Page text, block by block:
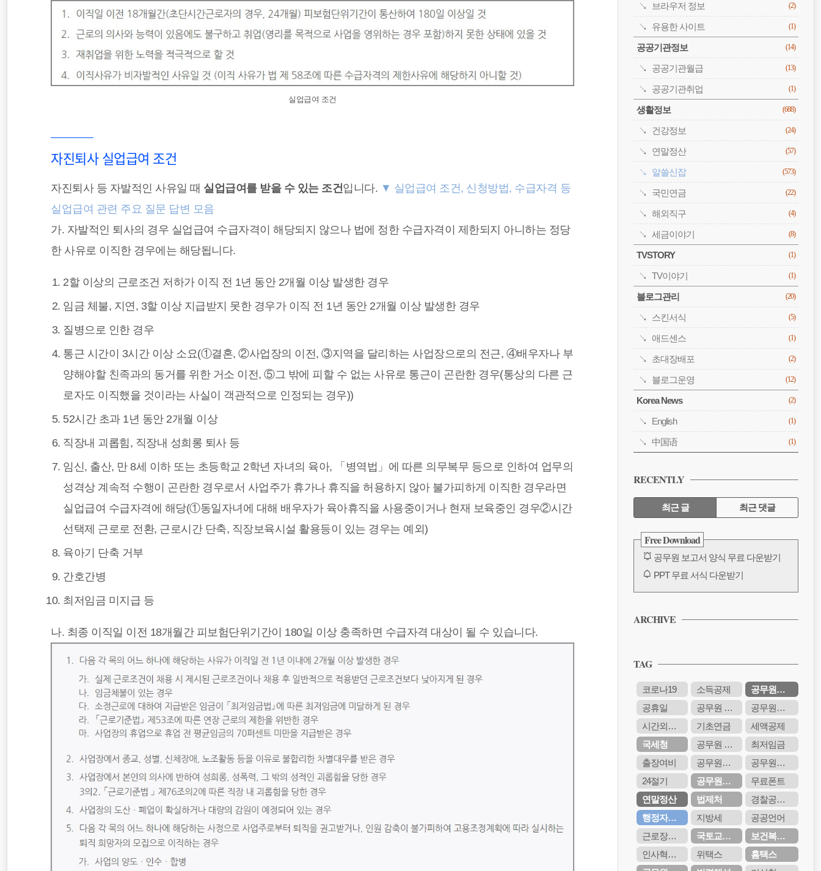
실업급여 조건
자진퇴사 실업급여 조건
자진퇴사 등 자발적인 사유일 때 실업급여를 받을 수 있는 조건입니다. ▼ 실업급여 조건, 신청방법, 수급자격 등
실업급여 관련 주요 질문 답변 모음
가. 자발적인 퇴사의 경우 실업급여 수급자격이 해당되지 않으나 법에 정한 수급자격이 제한되지 아니하는 정당
한 사유로 이직한 경우에는 해당됩니다.
2할 이상의 근로조건 저하가 이직 전 1년 동안 2개월 이상 발생한 경우
임금 체불, 지연, 3할 이상 지급받지 못한 경우가 이직 전 1년 동안 2개월 이상 발생한 경우
질병으로 인한 경우
통근 시간이 3시간 이상 소요(①결혼, ②사업장의 이전, ③지역을 달리하는 사업장으로의 전근, ④배우자나 부
양해야할 친족과의 동거를 위한 거소 이전, ⑤그 밖에 피할 수 없는 사유로 통근이 곤란한 경우(통상의 다른 근
로자도 이직했을 것이라는 사실이 객관적으로 인정되는 경우))
52시간 초과 1년 동안 2개월 이상
직장내 괴롭힘, 직장내 성희롱 퇴사 등
임신, 출산, 만 8세 이하 또는 초등학교 2학년 자녀의 육아, 「병역법」에 따른 의무복무 등으로 인하여 업무의
성격상 계속적 수행이 곤란한 경우로서 사업주가 휴가나 휴직을 허용하지 않아 불가피하게 이직한 경우라면
실업급여 수급자격에 해당(①동일자녀에 대해 배우자가 육아휴직을 사용중이거나 현재 보육중인 경우②시간
선택제 근로로 전환, 근로시간 단축, 직장보육시설 활용등이 있는 경우는 예외)
육아기 단축 거부
간호간병
최저임금 미지급 등
나. 최종 이직일 이전 18개월간 피보험단위기간이 180일 이상 충족하면 수급자격 대상이 될 수 있습니다.
브라우저 정보 (2)
유용한 사이트 (1)
공공기관정보 (14)
공공기관월급 (13)
공공기관취업 (1)
생활정보 (688)
건강정보 (24)
연말정산 (57)
알쓸신잡 (573)
국민연금 (22)
해외직구 (4)
세금이야기 (8)
TVSTORY (1)
TV이야기 (1)
블로그관리 (20)
스킨서식 (5)
애드센스 (1)
초대장배포 (2)
블로그운영 (12)
Korea News (2)
English (1)
中国语 (1)
RECENTLY
최근 글 최근 댓글
최
근 Free Download
공무원 보고서 양식 무료 다운받기
PPT 무료 서식 다운받기
공무원 보고서 양식 무료 다운받기
공무원 보고서 양식 무료 다운받기
PPT 무료 서식 다운받기
공무원 보고서 양식 무료 다운받기
PPT 무료 서식 다운받기
ARCHIVE
TAG
코로나19 소득공제
공무원연금
공휴일
공무원 봉급
공무원연금관리공단
시간외근무수당
기초연금
세액공제
국세청
공무원 봉급표
최저임금
출장여비
공무원봉급표
공무원시험
24절기
공무원연금공단
무료폰트
연말정산
법제처
경찰공무원
행정자치부
지방세
공공언어
근로장려금
국토교통부
보건복지부
인사혁신처
위택스
홈택스